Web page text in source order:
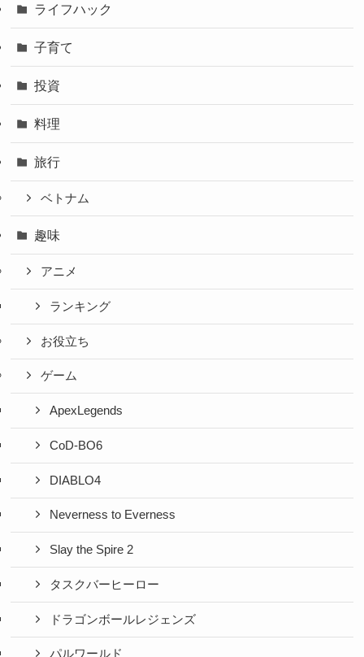
ライフハック
子育て
投資
料理
旅行
ベトナム
趣味
アニメ
ランキング
お役立ち
ゲーム
ApexLegends
CoD-BO6
DIABLO4
Neverness to Everness
Slay the Spire 2
タスクバーヒーロー
ドラゴンボールレジェンズ
パルワールド